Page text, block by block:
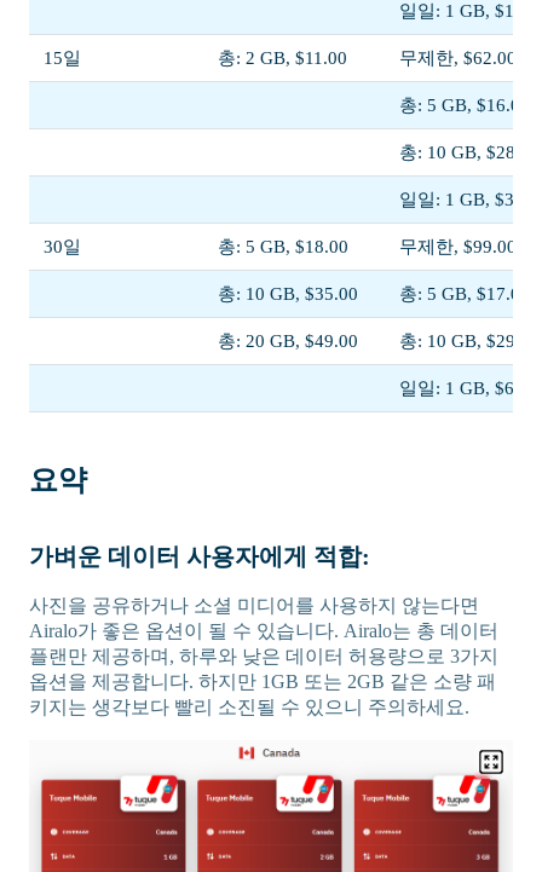
일일: 1 GB,
15일 총: 2 GB, $11.00 무제한, $62.00
총: 5 GB, $16.00
총: 10 GB, $28.00
일일: 1 GB,
30일 총: 5 GB, $18.00 무제한, $99.00
총: 10 GB, $35.00 총: 5 GB, $17.00
총: 20 GB, $49.00 총: 10 GB, $29.00
일일: 1 GB,
요약
가벼운 데이터 사용자에게 적합:
사진을 공유하거나 소셜 미디어를 사용하지 않는다면
Airalo가 좋은 옵션이 될 수 있습니다. Airalo는 총 데이터
플랜만 제공하며, 하루와 낮은 데이터 허용량으로 3가지
옵션을 제공합니다. 하지만 1GB 또는 2GB 같은 소량 패
키지는 생각보다 빨리 소진될 수 있으니 주의하세요.